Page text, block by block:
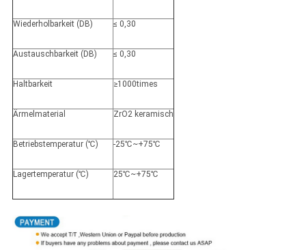
Wiederholbarkeit (DB) ≤ 0,30
Austauschbarkeit (DB) ≤ 0,30
Haltbarkeit ≥1000times
Ärmelmaterial ZrO2 keramisch
Betriebstemperatur (℃) -25℃~+75℃
Lagertemperatur (℃) 25℃~+75℃